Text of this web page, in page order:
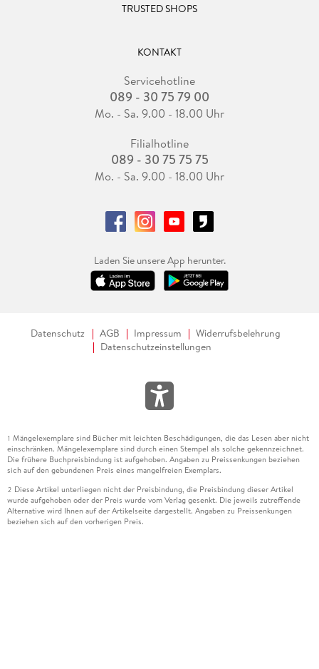
TRUSTED SHOPS
KONTAKT
Servicehotline
089 - 30 75 79 00
Mo. - Sa. 9.00 - 18.00 Uhr
Filialhotline
089 - 30 75 75 75
Mo. - Sa. 9.00 - 18.00 Uhr
Laden Sie unsere App herunter.
Datenschutz AGB Impressum
Widerrufsbelehrung
Datenschutzeinstellungen
1 Mängelexemplare sind Bücher mit leichten Beschädigungen, die das Lesen aber nicht
einschränken. Mängelexemplare sind durch einen Stempel als solche gekennzeichnet.
Die frühere Buchpreisbindung ist aufgehoben. Angaben zu Preissenkungen beziehen
sich auf den gebundenen Preis eines mangelfreien Exemplars.
2 Diese Artikel unterliegen nicht der Preisbindung, die Preisbindung dieser Artikel
wurde aufgehoben oder der Preis wurde vom Verlag gesenkt. Die jeweils zutreffende
Alternative wird Ihnen auf der Artikelseite dargestellt. Angaben zu Preissenkungen
beziehen sich auf den vorherigen Preis.